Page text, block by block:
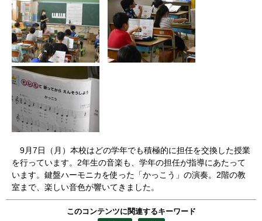
9月7日（月）本校はどの学年でも積極的に担任を交換した授業
を行っています。2年生の音楽も、学年の担任が指導にあたって
います。鍵盤ハーモニカを使った「かっこう」の演奏。2階の教
室まで、楽しい音色が響いてきました。
このコンテンツに関連するキーワード